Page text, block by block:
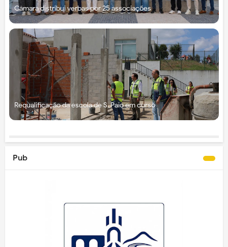
Câmara distribui verbas por 25 associações
Requalificação da escola de S. Paio em curso
Pub